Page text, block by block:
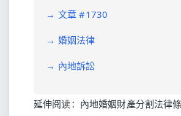
→ 文章 #1730
→ 婚姻法律
→ 內地訴訟
延伸阅读： 內地婚姻財產分割法律